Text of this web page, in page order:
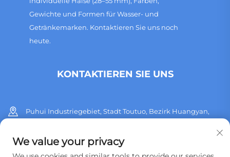
Gewichte und Formen für Wasser- und
Getränkemarken. Kontaktieren Sie uns noch
heute.
KONTAKTIEREN SIE UNS
Puhui Industriegebiet, Stadt Toutuo, Bezirk Huangyan,
+86 13515760932
We value your privacy